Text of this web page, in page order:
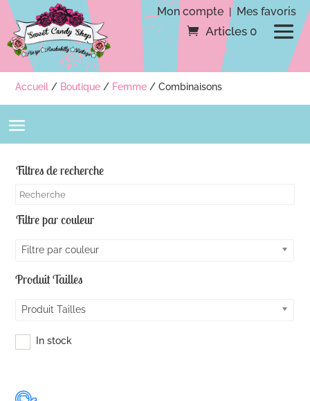
Mon compte | Mes favoris
Articles 0
Accueil / Boutique / Femme / Combinaisons
Filtres de recherche
Filtre par couleur
Filtre par couleur
Produit Tailles
Produit Tailles
In stock